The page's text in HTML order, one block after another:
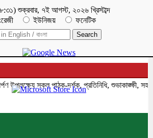
)শুক্রবার, ৭ই আগস্ট, ২০২৬ খ্রিস্টাব্দ
ইউনিজয় ফনেটিক
সকল পাঠক-দর্শক, প্রতিনিধি, শুভাকাঙ্ক্ষী,